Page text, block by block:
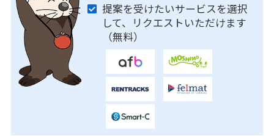
提案を受けたいサービスを選択
して、リクエストいただけます
（無料）